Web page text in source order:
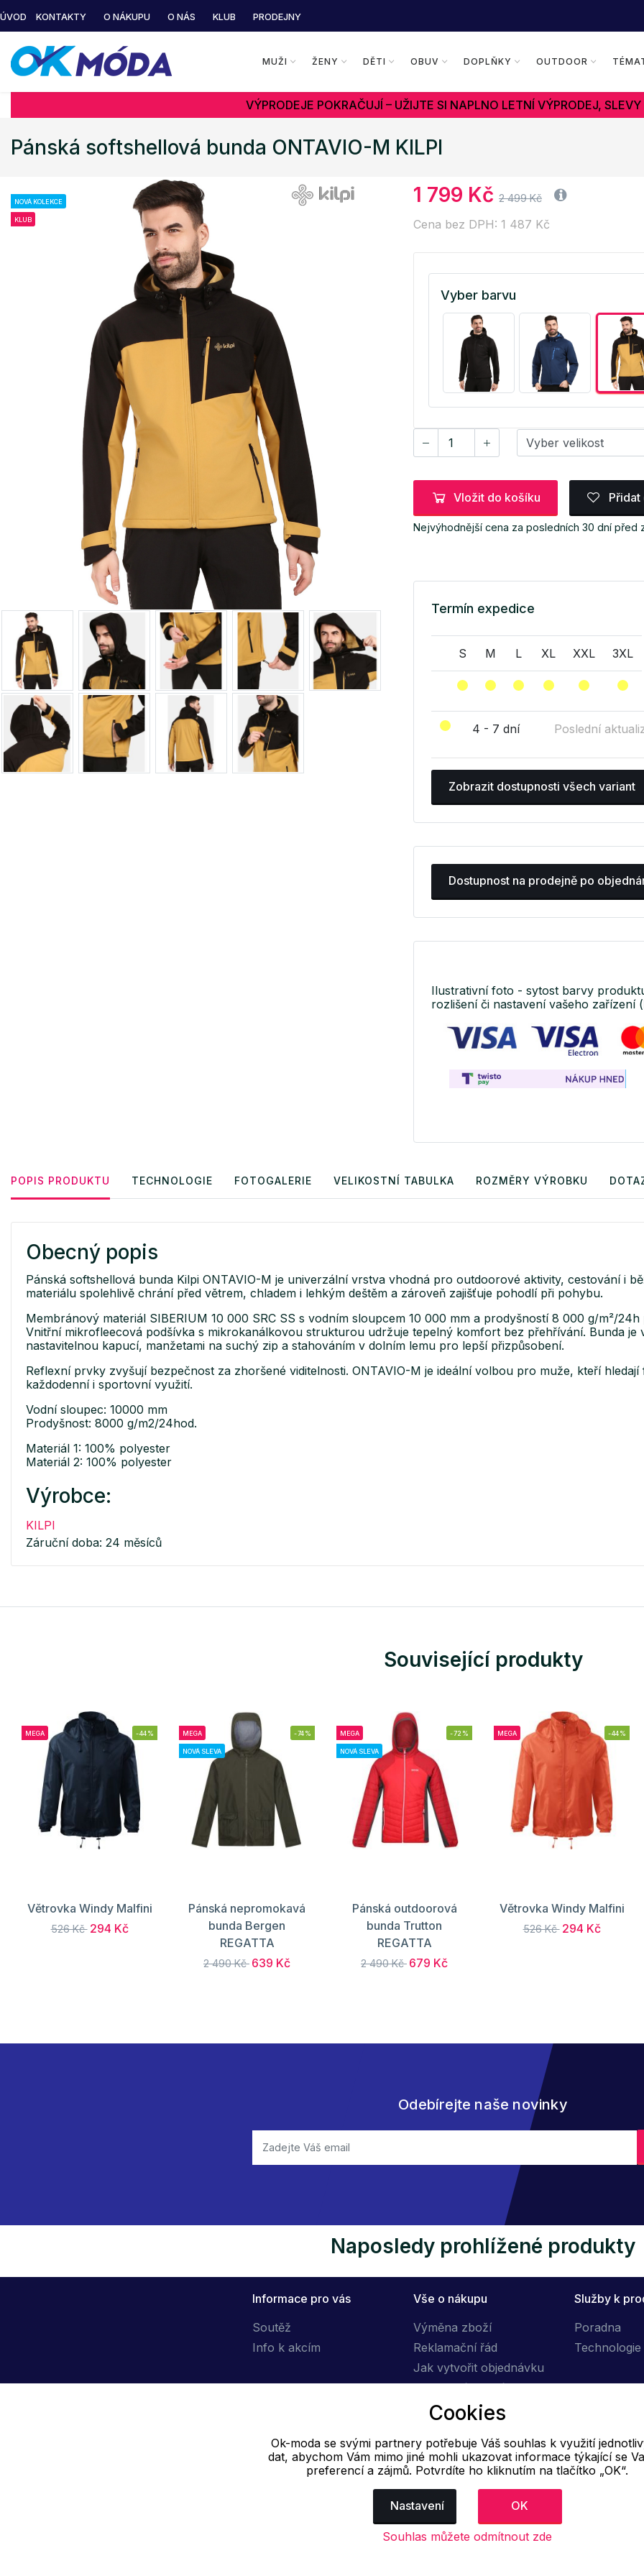
ÚVOD KONTAKTY O NÁKUPU O NÁS KLUB PRODEJNY
MUŽI ŽENY DĚTI OBUV DOPLŇKY OUTDOOR
VÝPRODEJE POKRAČUJÍ – UŽIJTE SI NAPLNO LETNÍ VÝPRODEJ,
Pánská softshellová bunda ONTAVIO-M KILPI
NOVÁ KOLEKCE
KLUB
1 799 Kč 2 499 Kč
Cena bez DPH: 1 487 Kč
Vyber barvu
Vložit do košíku
Nejvýhodnější cena za posledních 30 dní před
Termín expedice
S M L XL XXL 3XL
4 - 7 dní Poslední
Zobrazit dostupnosti všech variant
Dostupnost na prodejně po
Ilustrativní foto - sytost barvy
rozlišení či nastavení vašeho zařízení
POPIS PRODUKTU TECHNOLOGIE FOTOGALERIE VELIKOSTNÍ TABULKA ROZMĚRY VÝROBKU
Obecný popis
Pánská softshellová bunda Kilpi ONTAVIO-M je univerzální vrstva vhodná pro outdoorové aktivity, cestování i
materiálu spolehlivě chrání před větrem, chladem i lehkým deštěm a zároveň zajišťuje pohodlí při pohybu.
Membránový materiál SIBERIUM 10 000 SRC SS s vodním sloupcem 10 000 mm a prodyšností 8 000 g/m²/
Vnitřní mikrofleecová podšívka s mikrokanálkovou strukturou udržuje tepelný komfort bez přehřívání. Bunda je
nastavitelnou kapucí, manžetami na suchý zip a stahováním v dolním lemu pro lepší přizpůsobení.
Reflexní prvky zvyšují bezpečnost za zhoršené viditelnosti. ONTAVIO-M je ideální volbou pro muže, kteří
každodenní i sportovní využití.
Vodní sloupec: 10000 mm
Prodyšnost: 8000 g/m2/24hod.
Materiál 1: 100% polyester
Materiál 2: 100% polyester
Výrobce:
KILPI
Záruční doba: 24 měsíců
Související produkty
MEGA -44%
Větrovka Windy Malfini
526 Kč 294 Kč
MEGA
NOVÁ SLEVA
-74%
Pánská nepromokavá
bunda Bergen
REGATTA
2 490 Kč 639 Kč
MEGA
NOVÁ SLEVA
-72%
Pánská outdoorová
bunda Trutton
REGATTA
2 490 Kč 679 Kč
MEGA -44%
Větrovka Windy Malfini
526 Kč 294 Kč
Odebírejte naše novinky
Naposledy prohlížené produkty
Informace pro vás
Soutěž
Info k akcím
Vše o nákupu
Výměna zboží
Reklamační řád
Jak vytvořit objednávku
Obchodní podmínky
Doprava
Služby k
Poradna
E-mail
Online
info@ok-moda.cz
Cookies
Ok-moda se svými partnery potřebuje Váš souhlas k využití
dat, abychom Vám mimo jiné mohli ukazovat informace týkající se
preferencí a zájmů. Potvrdíte ho kliknutím na tlačítko „OK“.
Nastavení OK
Souhlas můžete odmítnout zde